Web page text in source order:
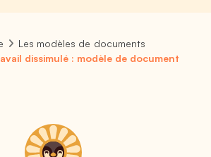
Les modèles de documents
dissimulé : modèle de document